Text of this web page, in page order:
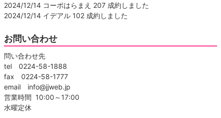
2024/12/14 コーポはらまえ 207 成約しました
2024/12/14 イデアル 102 成約しました
お問い合わせ
問い合わせ先
tel 0224-58-1888
fax 0224-58-1777
email info@jjweb.jp
営業時間 10:00～17:00
水曜定休